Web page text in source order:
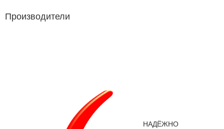
Производители
НАДЁЖНО